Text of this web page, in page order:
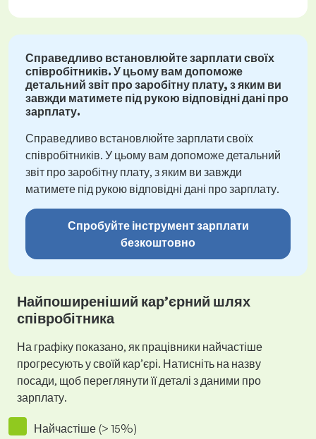
Справедливо встановлюйте зарплати своїх
співробітників. У цьому вам допоможе
детальний звіт про заробітну плату, з яким ви
завжди матимете під рукою відповідні дані про
зарплату.
Справедливо встановлюйте зарплати своїх
співробітників. У цьому вам допоможе детальний
звіт про заробітну плату, з яким ви завжди
матимете під рукою відповідні дані про зарплату.
Спробуйте інструмент зарплати
безкоштовно
Найпоширеніший кар’єрний шлях
співробітника
На графіку показано, як працівники найчастіше
прогресують у своїй кар’єрі. Натисніть на назву
посади, щоб переглянути її деталі з даними про
зарплату.
Найчастіше (> 15%)